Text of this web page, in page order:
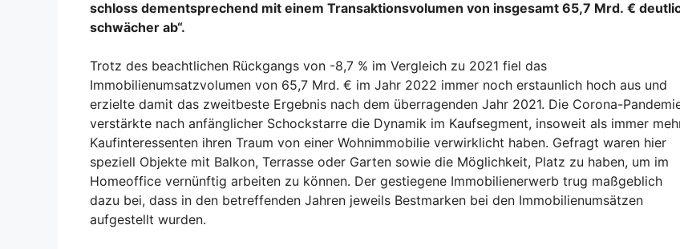
schloss dementsprechend mit einem Transaktionsvolumen von insgesamt 65,7 Mrd. €
schwächer ab“.
Trotz des beachtlichen Rückgangs von -8,7 % im Vergleich zu 2021 fiel das
Immobilienumsatzvolumen von 65,7 Mrd. € im Jahr 2022 immer noch erstaunlich hoch aus und
erzielte damit das zweitbeste Ergebnis nach dem überragenden Jahr 2021. Die Corona-
verstärkte nach anfänglicher Schockstarre die Dynamik im Kaufsegment, insoweit als immer
Kaufinteressenten ihren Traum von einer Wohnimmobilie verwirklicht haben. Gefragt waren hier
speziell Objekte mit Balkon, Terrasse oder Garten sowie die Möglichkeit, Platz zu haben, um im
Homeoffice vernünftig arbeiten zu können. Der gestiegene Immobilienerwerb trug maßgeblich
dazu bei, dass in den betreffenden Jahren jeweils Bestmarken bei den Immobilienumsätzen
aufgestellt wurden.